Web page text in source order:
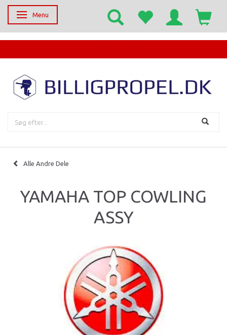
Skifte navigation
Menu
Alle Andre Dele
YAMAHA TOP COWLING
ASSY